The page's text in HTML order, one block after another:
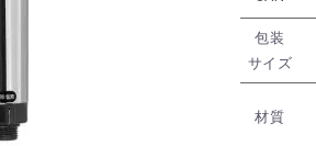
包装
サイズ
材質